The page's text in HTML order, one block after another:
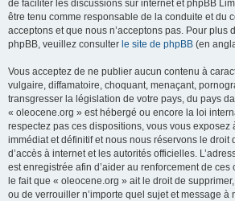
de faciliter les discussions sur internet et phpBB
être tenu comme responsable de la conduite et du
acceptons et que nous n’acceptons pas. Pour plus
phpBB, veuillez consulter le site de phpBB (en
Vous acceptez de ne publier aucun contenu à
vulgaire, diffamatoire, choquant, menaçant,
transgresser la législation de votre pays, du pays
« oleocene.org » est hébergé ou encore la loi
respectez pas ces dispositions, vous vous exposez
immédiat et définitif et nous nous réservons le droit
d’accès à internet et les autorités officielles.
est enregistrée afin d’aider au renforcement de ces
le fait que « oleocene.org » ait le droit de
ou de verrouiller n’importe quel sujet et message à